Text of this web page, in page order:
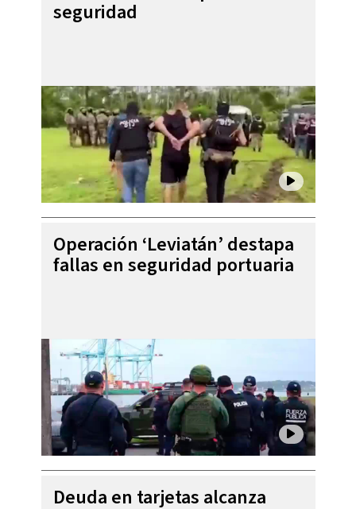
seguridad
Operación ‘Leviatán’ destapa
fallas en seguridad portuaria
Deuda en tarjetas alcanza